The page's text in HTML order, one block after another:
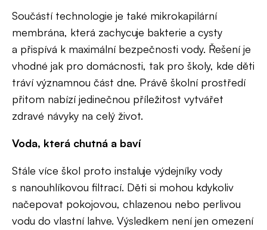
Součástí technologie je také mikrokapilární
membrána, která zachycuje bakterie a cysty
a přispívá k maximální bezpečnosti vody. Řešení je
vhodné jak pro domácnosti, tak pro školy, kde děti
tráví významnou část dne. Právě školní prostředí
přitom nabízí jedinečnou příležitost vytvářet
zdravé návyky na celý život.
Voda, která chutná a baví
Stále více škol proto instaluje výdejníky vody
s nanouhlíkovou filtrací. Děti si mohou kdykoliv
načepovat pokojovou, chlazenou nebo perlivou
vodu do vlastní lahve. Výsledkem není jen omezení